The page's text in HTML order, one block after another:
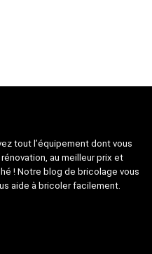
tout l’équipement dont vous
au meilleur prix et
! Notre blog de bricolage vous
aide à bricoler facilement.